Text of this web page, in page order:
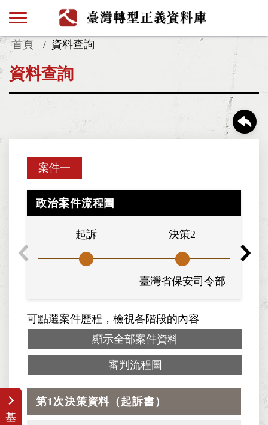
首頁 資料查詢
資料查詢
案件一
政治案件流程圖
起訴 決策2
臺灣省保安司令部
可點選案件歷程，檢視各階段的內容
顯示全部案件資料
審判流程圖
基
第1次決策資料（起訴書）